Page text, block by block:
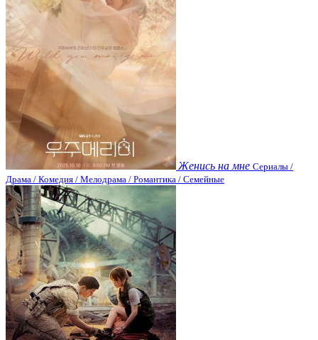
Женись на мне Сериалы /
Драма / Комедия / Мелодрама / Романтика / Семейные